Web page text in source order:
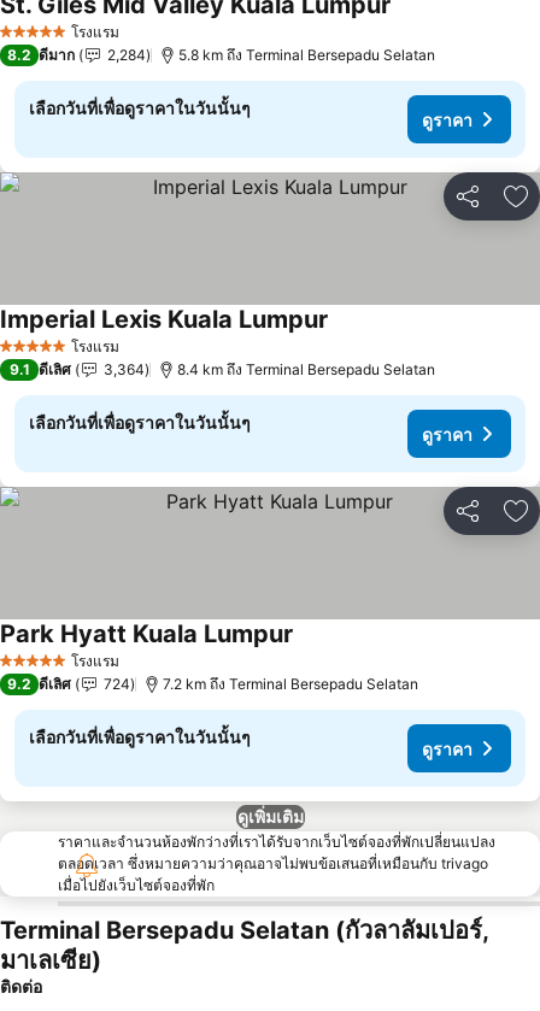
5 ดาว โรงแรม
8.2 ดีมาก 2,284 5.8 km ถึง Terminal Bersepadu Selatan
เลือกวันที่เพื่อดูราคาในวันนั้นๆ
ดูราคา
แชร์ เ
5 ดาว โรงแรม
Imperial Lexis Kuala Lumpur
9.1 ดีเลิศ 3,364 8.4 km ถึง Terminal Bersepadu Selatan
เลือกวันที่เพื่อดูราคาในวันนั้นๆ
ดูราคา
แชร์ เ
5 ดาว โรงแรม
Park Hyatt Kuala Lumpur
9.2 ดีเลิศ 724 7.2 km ถึง Terminal Bersepadu Selatan
เลือกวันที่เพื่อดูราคาในวันนั้นๆ
ดูราคา
ดูเพิ่มเติม
ราคาและจำนวนห้องพักว่างที่เราได้รับจากเว็บไซต์จองที่พักเปลี่ยนแปลง
ตลอดเวลา ซึ่งหมายความว่าคุณอาจไม่พบข้อเสนอที่เหมือนกับ trivago
เมื่อไปยังเว็บไซต์จองที่พัก
Terminal Bersepadu Selatan (กัวลาลัมเปอร์,
มาเลเซีย)
ติดต่อ